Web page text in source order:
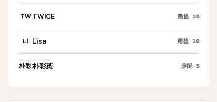
TW TWICE 應援 10
LI Lisa 應援 10
朴彩朴彩英 應援 5